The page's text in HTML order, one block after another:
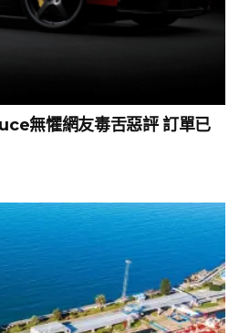
無懼網友毒舌惡評 訂單已